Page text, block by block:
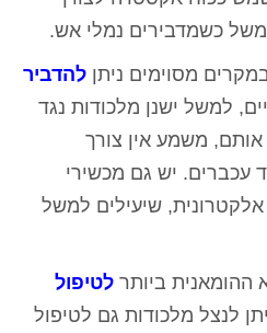
כשמדבירים נמלי אש.
מסוימים ניתן להדביר
למשל ישנן מלכודות נגד
משמע אין צורך
עכברים. יש גם מכשירי
שיעילים למשל
ההומאנית ביותר לטיפול
לנצל מלכודות גם לטיפול